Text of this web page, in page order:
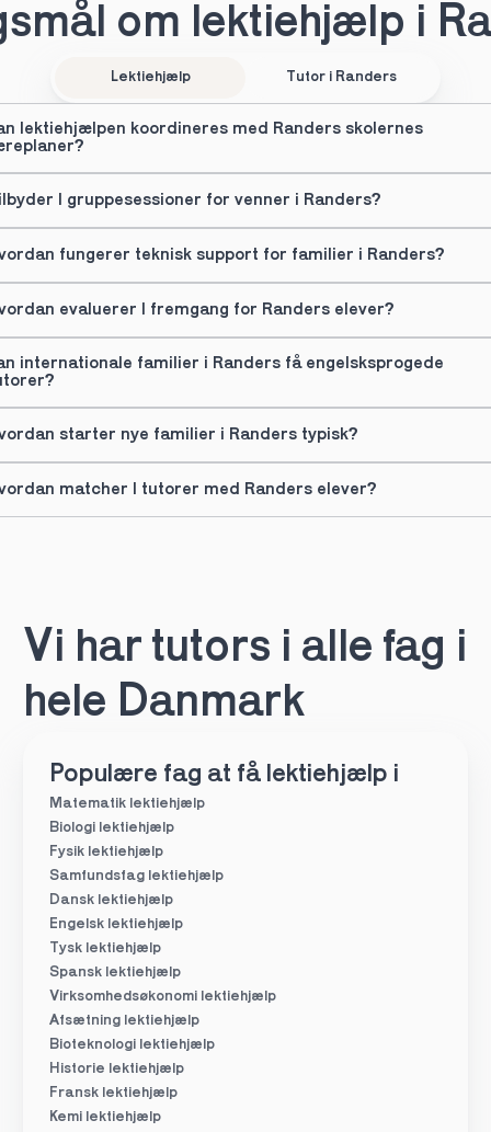
om lektiehjælp i
Lektiehjælp Tutor i Randers
lektiehjælpen koordineres med Randers skolernes
I gruppesessioner for venner i Randers?
fungerer teknisk support for familier i Randers?
evaluerer I fremgang for Randers elever?
internationale familier i Randers få engelsksprogede
starter nye familier i Randers typisk?
matcher I tutorer med Randers elever?
Vi har tutors i alle fag i
hele Danmark
Populære fag at få lektiehjælp i
Matematik lektiehjælp
Biologi lektiehjælp
Fysik lektiehjælp
Samfundsfag lektiehjælp
Dansk lektiehjælp
Engelsk lektiehjælp
Tysk lektiehjælp
Spansk lektiehjælp
Virksomhedsøkonomi lektiehjælp
Afsætning lektiehjælp
Bioteknologi lektiehjælp
Historie lektiehjælp
Fransk lektiehjælp
Kemi lektiehjælp